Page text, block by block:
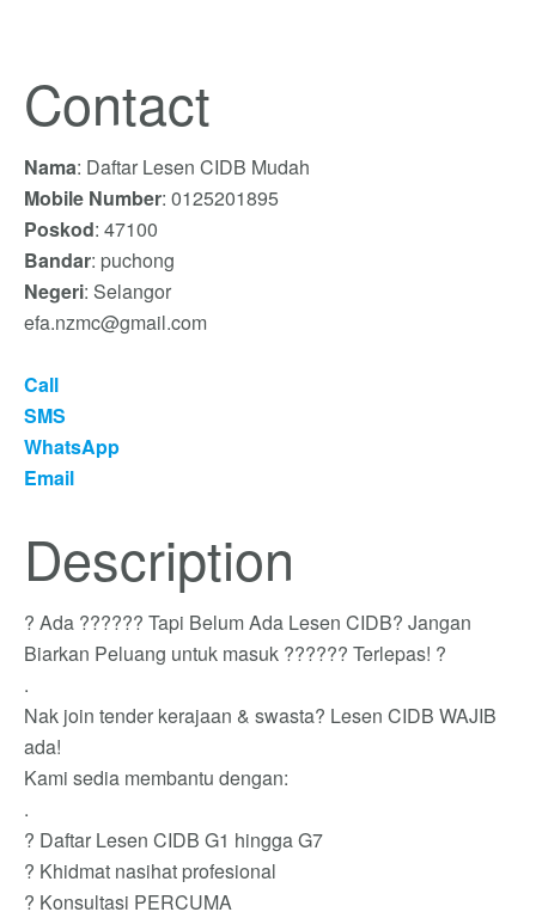
Contact
Nama: Daftar Lesen CIDB Mudah
Mobile Number: 0125201895
Poskod: 47100
Bandar: puchong
Negeri: Selangor
efa.nzmc@gmail.com
Call
SMS
WhatsApp
Email
Description
? Ada ?????? Tapi Belum Ada Lesen CIDB? Jangan
Biarkan Peluang untuk masuk ?????? Terlepas! ?
.
Nak join tender kerajaan & swasta? Lesen CIDB WAJIB
ada!
Kami sedia membantu dengan:
.
? Daftar Lesen CIDB G1 hingga G7
? Khidmat nasihat profesional
? Konsultasi PERCUMA